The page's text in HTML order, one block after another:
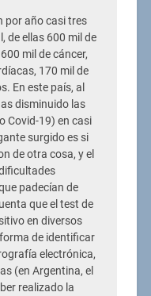
por año casi tres
de ellas 600 mil de
mil de cáncer,
170 mil de
En este país, al
disminuido las
Covid-19) en casi
surgido es si
de otra cosa, y el
padecían de
que el test de
en diversos
de identificar
electrónica,
(en Argentina, el
realizado la